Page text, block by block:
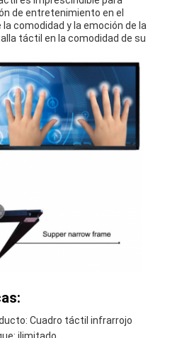
interactivo
del ir
infrarrojo
de la pantalla táctil
Whiteboard
interactivo
de entretenimiento en el
la comodidad y la emoción de la
táctil en la comodidad de su
Cuadro táctil infrarrojo